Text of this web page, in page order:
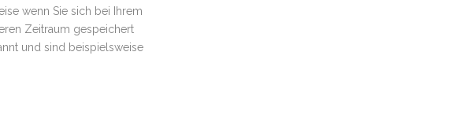
wenn Sie sich bei Ihrem
Zeitraum gespeichert
und sind beispielsweise